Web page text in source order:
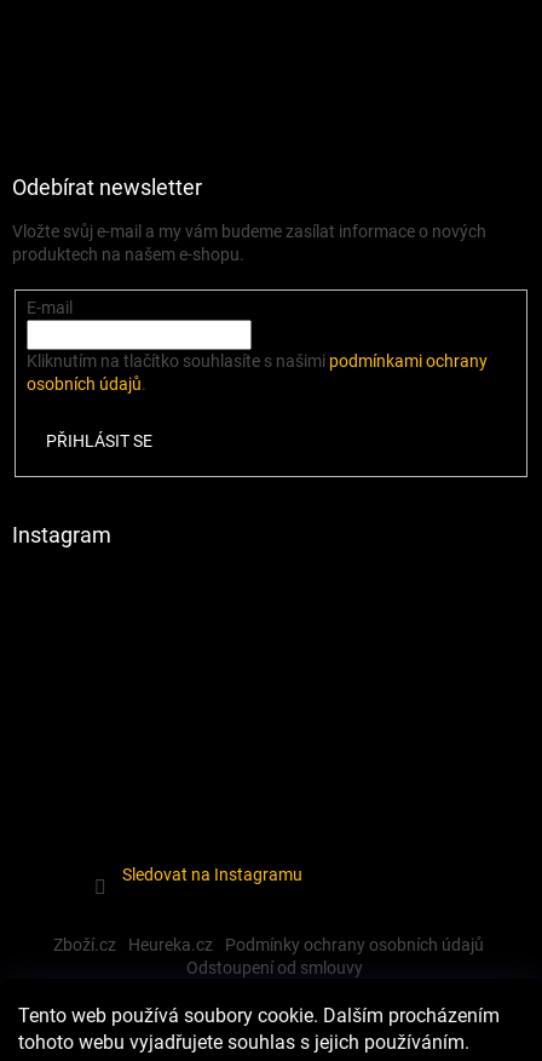
Tento web používá soubory cookie. Dalším procházením
tohoto webu vyjadřujete souhlas s jejich používáním.
Odebírat newsletter
Vložte svůj e-mail a my vám budeme zasílat informace o nových
produktech na našem e-shopu.
E-mail
Kliknutím na tlačítko souhlasíte s našimi podmínkami ochrany
osobních údajů.
PŘIHLÁSIT SE
Instagram
Sledovat na Instagramu
Zboží.cz Heureka.cz
Podmínky ochrany osobních údajů
Odstoupení od smlouvy